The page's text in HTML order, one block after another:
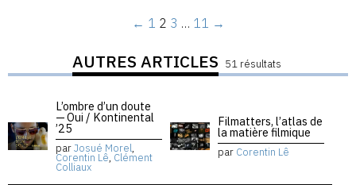
← 1 2 3 … 11 →
AUTRES ARTICLES 51 résultats
L’ombre d’un doute
— Oui / Kontinental
’25
parJosué Morel,
Corentin Lê, Clément
Colliaux
Filmatters, l’atlas de
la matière filmique
par Corentin Lê